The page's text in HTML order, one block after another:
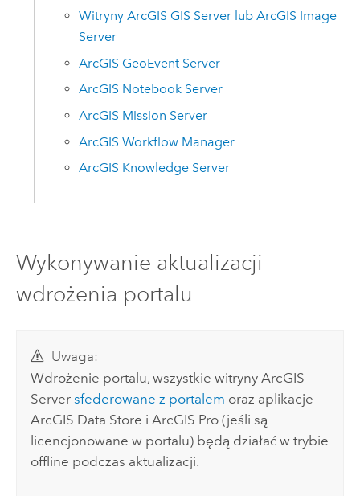
WitrynyArcGIS GIS Server lubArcGIS Image
Server
ArcGIS GeoEvent Server
ArcGIS Notebook Server
ArcGIS Mission Server
ArcGIS Workflow Manager
ArcGIS Knowledge Server
Wykonywanie aktualizacji
wdrożenia portalu
Uwaga:
Wdrożenie portalu, wszystkie witrynyArcGIS
Server sfederowane z portalem oraz aplikacje
ArcGIS Data Store iArcGIS Pro (jeśli są
licencjonowane w portalu) będą działać w trybie
offline podczas aktualizacji.